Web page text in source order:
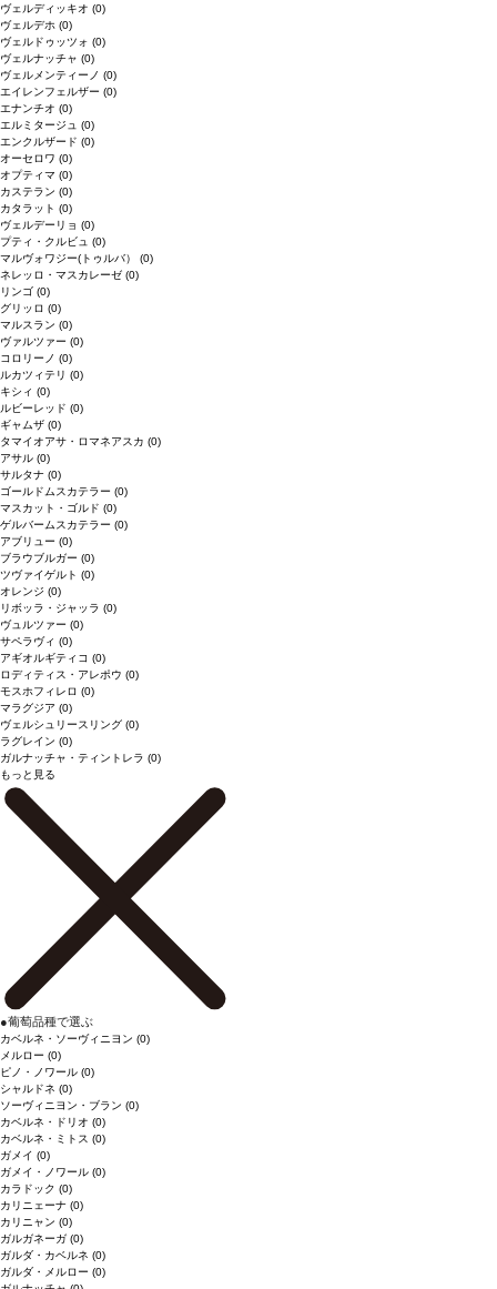
ヴェルディッキオ (0)
ヴェルデホ (0)
ヴェルドゥッツォ (0)
ヴェルナッチャ (0)
ヴェルメンティーノ (0)
エイレンフェルザー (0)
エナンチオ (0)
エルミタージュ (0)
エンクルザード (0)
オーセロワ (0)
オプティマ (0)
カステラン (0)
カタラット (0)
ヴェルデーリョ (0)
プティ・クルビュ (0)
マルヴォワジー(トゥルバ） (0)
ネレッロ・マスカレーゼ (0)
リンゴ (0)
グリッロ (0)
マルスラン (0)
ヴァルツァー (0)
コロリーノ (0)
ルカツィテリ (0)
キシィ (0)
ルビーレッド (0)
ギャムザ (0)
タマイオアサ・ロマネアスカ (0)
アサル (0)
サルタナ (0)
ゴールドムスカテラー (0)
マスカット・ゴルド (0)
ゲルバームスカテラー (0)
アブリュー (0)
ブラウブルガー (0)
ツヴァイゲルト (0)
オレンジ (0)
リボッラ・ジャッラ (0)
ヴュルツァー (0)
サペラヴィ (0)
アギオルギティコ (0)
ロディティス・アレポウ (0)
モスホフィレロ (0)
マラグジア (0)
ヴェルシュリースリング (0)
ラグレイン (0)
ガルナッチャ・ティントレラ (0)
もっと見る
●葡萄品種で選ぶ
カベルネ・ソーヴィニヨン (0)
メルロー (0)
ピノ・ノワール (0)
シャルドネ (0)
ソーヴィニヨン・ブラン (0)
カベルネ・ドリオ (0)
カベルネ・ミトス (0)
ガメイ (0)
ガメイ・ノワール (0)
カラドック (0)
カリニェーナ (0)
カリニャン (0)
ガルガネーガ (0)
ガルダ・カベルネ (0)
ガルダ・メルロー (0)